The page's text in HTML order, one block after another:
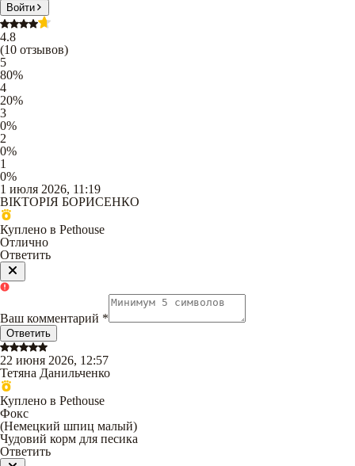
Войти
4.8
(10 отзывов)
5
80%
4
20%
3
0%
2
0%
1
0%
1 июля 2026, 11:19
ВІКТОРІЯ БОРИСЕНКО
Куплено в Pethouse
Отлично
Ответить
Ваш комментарий *
Ответить
22 июня 2026, 12:57
Тетяна Данильченко
Куплено в Pethouse
Фокс
(Немецкий шпиц малый)
Чудовий корм для песика
Ответить